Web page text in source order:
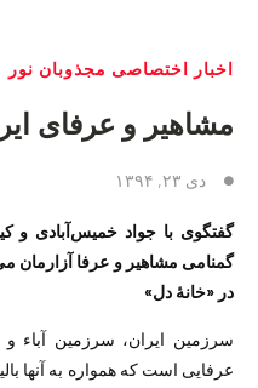
اخبار اختصاصی مجذوبان نور
مشاهیر و عرفای
دی ۲۳, ۱۳۹۴
گفتگوی با جواد خمیس‌آبادی و
گمنامی مشاهیر و عرفا آزارمان
در «خانهٔ دل»
سرزمین ایران، سرزمین آباء و
عرفایی است که همواره به آنها